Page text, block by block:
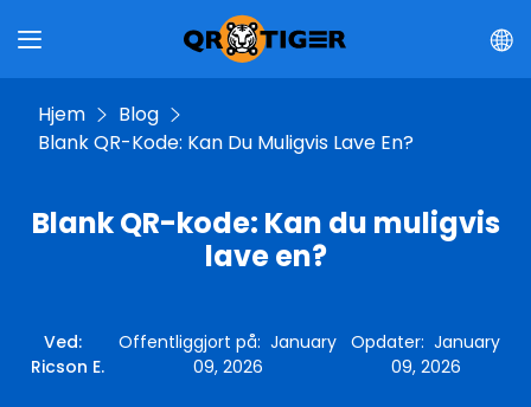
Hjem
Blog
Blank QR-Kode: Kan Du Muligvis Lave En?
Blank QR-kode: Kan du muligvis
lave en?
Ved:
Ricson E.
Offentliggjort på:January
09, 2026
Opdater:January
09, 2026